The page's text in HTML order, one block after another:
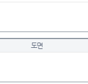
도면